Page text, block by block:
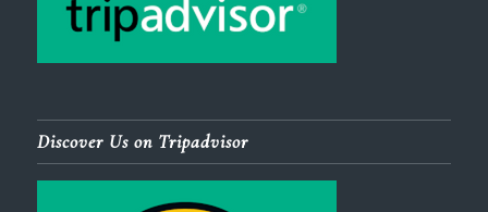
Discover Us on Tripadvisor